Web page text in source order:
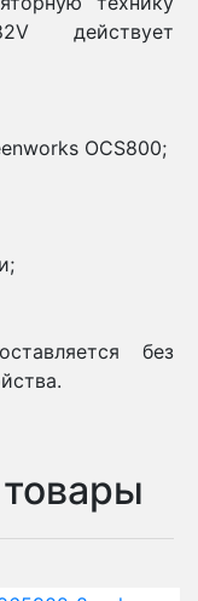
действует
OCS800;
без